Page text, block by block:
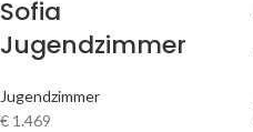
Sofia
Jugendzimmer
Jugendzimmer
€ 1.469